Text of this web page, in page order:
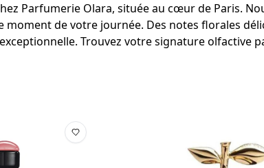
Parfumerie Olara, située au cœur de Paris.
de votre journée. Des notes florales
Trouvez votre signature olfactive